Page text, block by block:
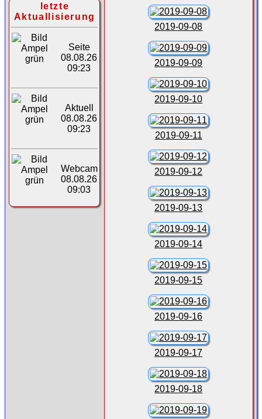
letzte
Aktuallisierung
Seite
08.08.26
09:23
Aktuell
08.08.26
09:23
Webcam
08.08.26
09:03
2019-09-08
2019-09-09
2019-09-10
2019-09-11
2019-09-12
2019-09-13
2019-09-14
2019-09-15
2019-09-16
2019-09-17
2019-09-18